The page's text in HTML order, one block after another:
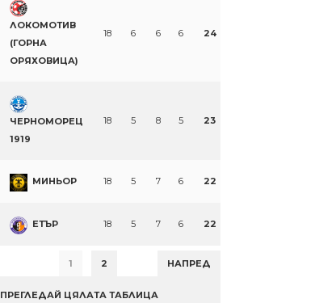
ЛОКОМОТИВ
(ГОРНА
ОРЯХОВИЦА)
18 6 6 6 24
ЧЕРНОМОРЕЦ
1919
18 5 8 5 23
МИНЬОР 18 5 7 6 22
ЕТЪР 18 5 7 6 22
1 2 НАПРЕД
ПРЕГЛЕДАЙ ЦЯЛАТА ТАБЛИЦА